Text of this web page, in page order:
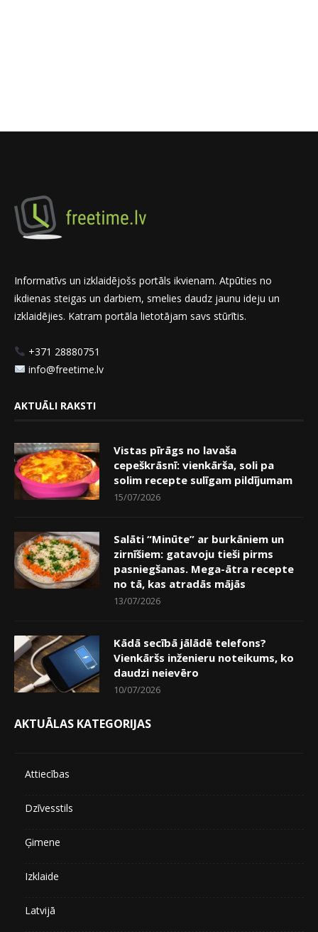
Informatīvs un izklaidējošs portāls ikvienam. Atpūties no
ikdienas steigas un darbiem, smelies daudz jaunu ideju un
izklaidējies. Katram portāla lietotājam savs stūrītis.
+371 28880751
info@freetime.lv
AKTUĀLI RAKSTI
Vistas pīrāgs no lavaša
cepeškrāsnī: vienkārša, soli pa
solim recepte sulīgam pildījumam
15/07/2026
Salāti “Minūte” ar burkāniem un
zirnīšiem: gatavoju tieši pirms
pasniegšanas. Mega-ātra recepte
no tā, kas atradās mājās
13/07/2026
Kādā secībā jālādē telefons?
Vienkāršs inženieru noteikums, ko
daudzi neievēro
10/07/2026
AKTUĀLAS KATEGORIJAS
Attiecības
Dzīvesstils
Ģimene
Izklaide
Latvijā